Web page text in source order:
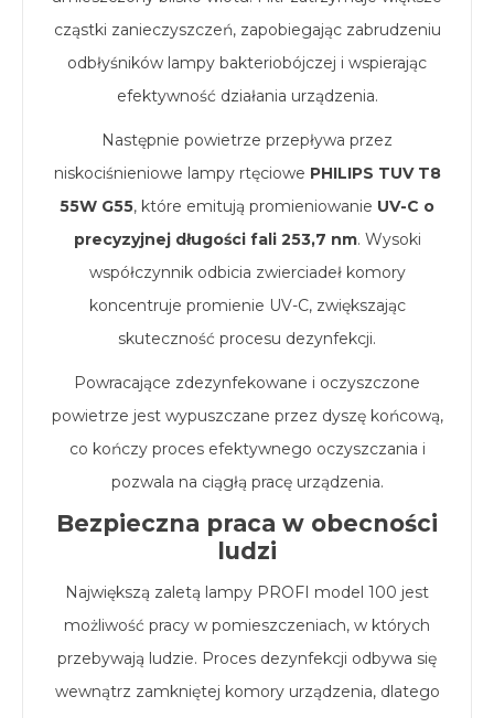
cząstki zanieczyszczeń, zapobiegając zabrudzeniu
odbłyśników lampy bakteriobójczej i wspierając
efektywność działania urządzenia.
Następnie powietrze przepływa przez
niskociśnieniowe lampy rtęciowe PHILIPS TUV T8
55W G55, które emitują promieniowanie UV-C o
precyzyjnej długości fali 253,7 nm. Wysoki
współczynnik odbicia zwierciadeł komory
koncentruje promienie UV-C, zwiększając
skuteczność procesu dezynfekcji.
Powracające zdezynfekowane i oczyszczone
powietrze jest wypuszczane przez dyszę końcową,
co kończy proces efektywnego oczyszczania i
pozwala na ciągłą pracę urządzenia.
Bezpieczna praca w obecności
ludzi
Największą zaletą lampy PROFI model 100 jest
możliwość pracy w pomieszczeniach, w których
przebywają ludzie. Proces dezynfekcji odbywa się
wewnątrz zamkniętej komory urządzenia, dlatego